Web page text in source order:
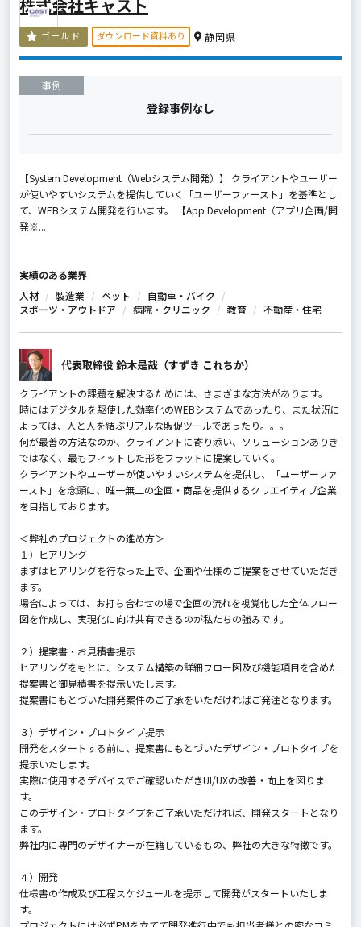
株式会社キャスト
ゴールド ダウンロード資料あり 静岡県
事例
登録事例なし
【System Development（Webシステム開発）】 クライアントやユーザー
が使いやすいシステムを提供していく「ユーザーファースト」を基準とし
て、WEBシステム開発を行います。 【App Development（アプリ企画/開
発※...
実績のある業界
人材
製造業 ペット
自動車・バイク
スポーツ・アウトドア
病院・クリニック 教育 不動産・住宅
代表取締役 鈴木是哉（すずき これちか）
クライアントの課題を解決するためには、さまざまな方法があります。
時にはデジタルを駆使した効率化のWEBシステムであったり、また状況に
よっては、人と人を結ぶリアルな販促ツールであったり。。。
何が最善の方法なのか、クライアントに寄り添い、ソリューションありき
ではなく、最もフィットした形をフラットに提案していく。
クライアントやユーザーが使いやすいシステムを提供し、「ユーザーファ
ースト」を念頭に、唯一無二の企画・商品を提供するクリエイティブ企業
を目指しております。
＜弊社のプロジェクトの進め方＞
１）ヒアリング
まずはヒアリングを行なった上で、企画や仕様のご提案をさせていただき
ます。
場合によっては、お打ち合わせの場で企画の流れを視覚化した全体フロー
図を作成し、実現化に向け共有できるのが私たちの強みです。
２）提案書・お見積書提示
ヒアリングをもとに、システム構築の詳細フロー図及び機能項目を含めた
提案書と御見積書を提示いたします。
提案書にもとづいた開発案件のご了承をいただければご発注となります。
３）デザイン・プロトタイプ提示
開発をスタートする前に、提案書にもとづいたデザイン・プロトタイプを
提示いたします。
実際に使用するデバイスでご確認いただきUI/UXの改善・向上を図りま
す。
このデザイン・プロトタイプをご了承いただければ、開発スタートとなり
ます。
弊社内に専門のデザイナーが在籍しているもの、弊社の大きな特徴です。
４）開発
仕様書の作成及び工程スケジュールを提示して開発がスタートいたしま
す。